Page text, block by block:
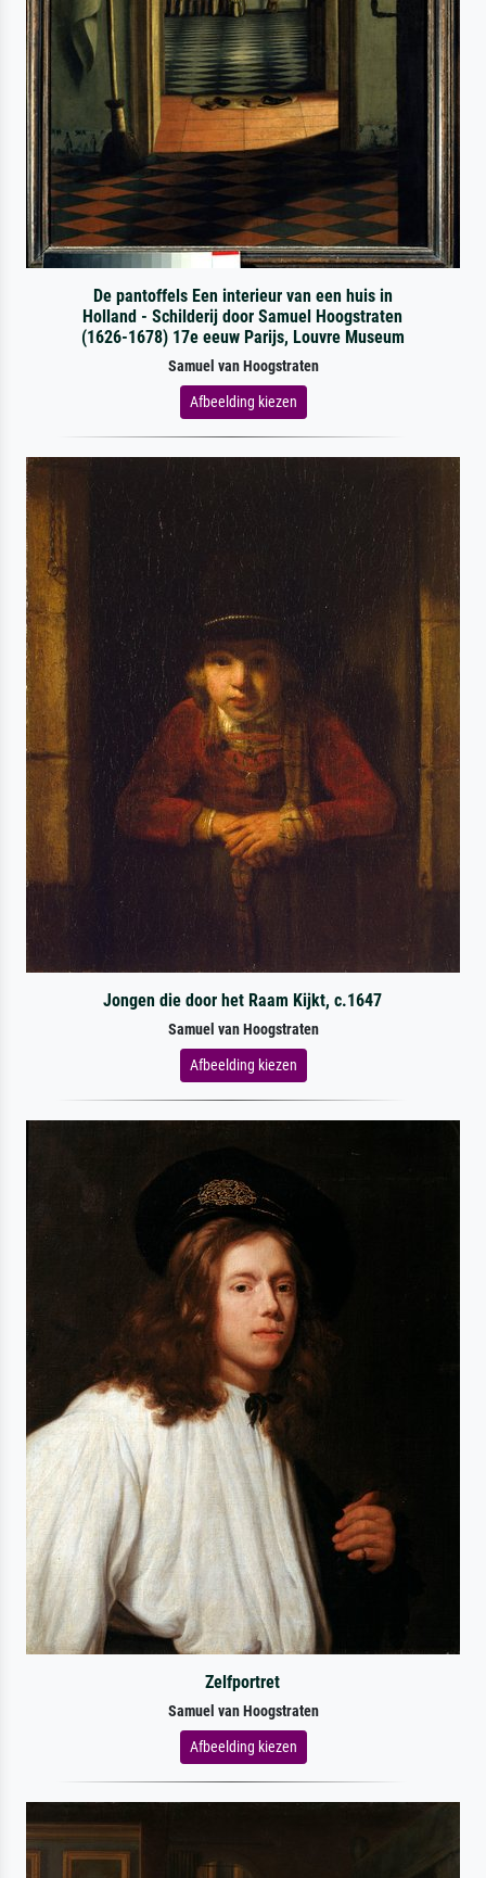
De pantoffels Een interieur van een huis in
Holland - Schilderij door Samuel Hoogstraten
(1626-1678) 17e eeuw Parijs, Louvre Museum
Samuel van Hoogstraten
Afbeelding kiezen
Jongen die door het Raam Kijkt, c.1647
Samuel van Hoogstraten
Afbeelding kiezen
Zelfportret
Samuel van Hoogstraten
Afbeelding kiezen